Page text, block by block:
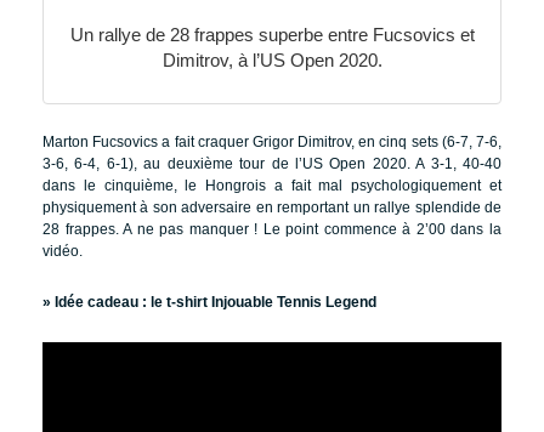
Un rallye de 28 frappes superbe entre Fucsovics et
Dimitrov, à l’US Open 2020.
Marton Fucsovics a fait craquer Grigor Dimitrov, en cinq sets (6-7, 7-6,
3-6, 6-4, 6-1), au deuxième tour de l’US Open 2020. A 3-1, 40-40
dans le cinquième, le Hongrois a fait mal psychologiquement et
physiquement à son adversaire en remportant un rallye splendide de
28 frappes. A ne pas manquer ! Le point commence à 2’00 dans la
vidéo.
» Idée cadeau : le t-shirt Injouable Tennis Legend